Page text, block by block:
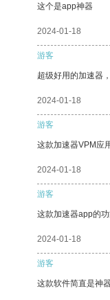
这个是app神器
2024-01-18
游客
超级好用的加速器
2024-01-18
游客
这款加速器VPM应
2024-01-18
游客
这款加速器app的
2024-01-18
游客
这款软件简直是神